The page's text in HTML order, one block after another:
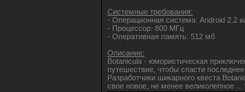
Системные требования:
- Операционная система: Android 2.2
- Процессор: 800 МГц
- Оперативная память: 512 мб
Описание:
Botanicula - юмористическая
путешествие, чтобы спасти
Разработчики шикарного квеста
свое новое, не менее великолепное